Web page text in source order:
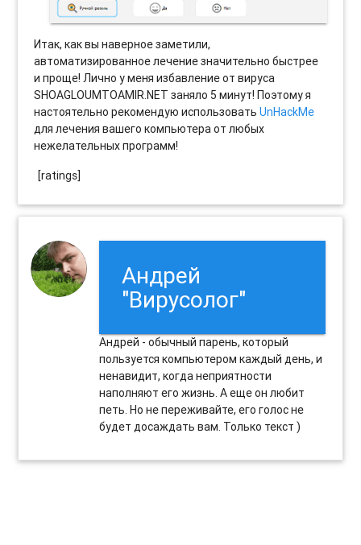
Итак, как вы наверное заметили,
автоматизированное лечение значительно быстрее
и проще! Лично у меня избавление от вируса
SHOAGLOUMTOAMIR.NET заняло 5 минут! Поэтому я
настоятельно рекомендую использоватьUnHackMe
для лечения вашего компьютера от любых
нежелательных программ!
[ratings]
Андрей
"Вирусолог"
Андрей - обычный парень, который
пользуется компьютером каждый день, и
ненавидит, когда неприятности
наполняют его жизнь. А еще он любит
петь. Но не переживайте, его голос не
будет досаждать вам. Только текст )